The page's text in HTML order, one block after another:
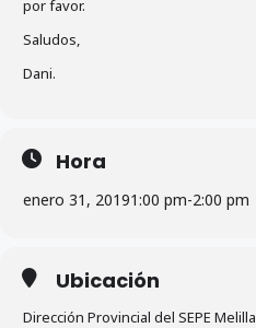
por favor.
Saludos,
Dani.
Hora
enero 31, 20191:00 pm-2:00 pm
Ubicación
Dirección Provincial del SEPE Melilla